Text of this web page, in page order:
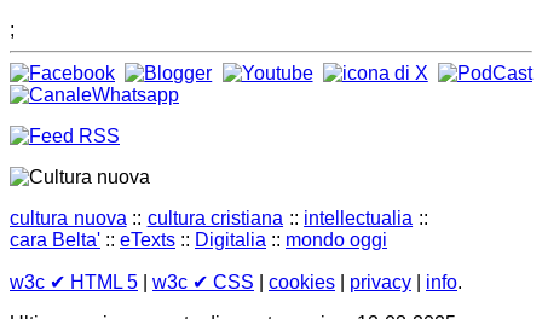
;
cultura nuova :: cultura cristiana :: intellectualia ::
cara Belta' :: eTexts :: Digitalia :: mondo oggi
w3c ✔ HTML 5 w3c ✔ CSS cookies privacy info.